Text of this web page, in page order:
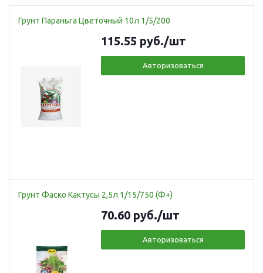
Грунт Параньга Цветочный 10л 1/5/200
115.55 руб./шт
Авторизоваться
Грунт Фаско Кактусы 2,5л 1/15/750 (Ф+)
70.60 руб./шт
Авторизоваться